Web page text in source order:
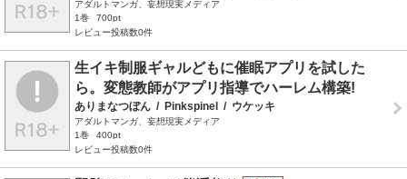
アダルトマンガ、妄想現実メディア
1巻
700pt
レビュー投稿数0件
生イキ制服ギャルどもに催眠アプリを試した
ら。変態教師がアプリ指導でハーレム構築!
ありまなつぼん / Pinkspinel / ウケッキ
アダルトマンガ、妄想現実メディア
1巻
400pt
レビュー投稿数0件